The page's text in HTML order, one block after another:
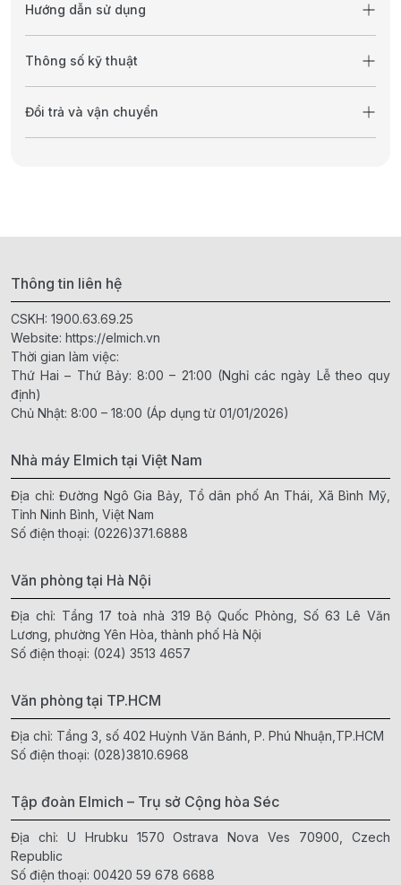
Hướng dẫn sử dụng
Thông số kỹ thuật
Đổi trả và vận chuyển
Thông tin liên hệ
CSKH: 1900.63.69.25
Website: https://elmich.vn
Thời gian làm việc:
Thứ Hai – Thứ Bảy: 8:00 – 21:00 (Nghỉ các ngày Lễ theo quy
định)
Chủ Nhật: 8:00 – 18:00 (Áp dụng từ 01/01/2026)
Nhà máy Elmich tại Việt Nam
Địa chỉ: Đường Ngô Gia Bảy, Tổ dân phố An Thái, Xã Bình Mỹ,
Tỉnh Ninh Bình, Việt Nam
Số điện thoại: (0226)371.6888
Văn phòng tại Hà Nội
Địa chỉ: Tầng 17 toà nhà 319 Bộ Quốc Phòng, Số 63 Lê Văn
Lương, phường Yên Hòa, thành phố Hà Nội
Số điện thoại: (024) 3513 4657
Văn phòng tại TP.HCM
Địa chỉ: Tầng 3, số 402 Huỳnh Văn Bánh, P. Phú Nhuận,TP.HCM
Số điện thoại: (028)3810.6968
Tập đoàn Elmich – Trụ sở Cộng hòa Séc
Địa chỉ: U Hrubku 1570 Ostrava Nova Ves 70900, Czech
Republic
Số điện thoại: 00420 59 678 6688